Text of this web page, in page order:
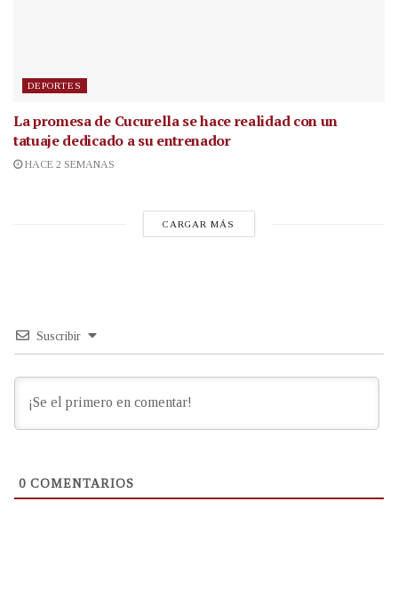
DEPORTES
La promesa de Cucurella se hace realidad con un
tatuaje dedicado a su entrenador
HACE 2 SEMANAS
CARGAR MÁS
Suscribir
0 COMENTARIOS